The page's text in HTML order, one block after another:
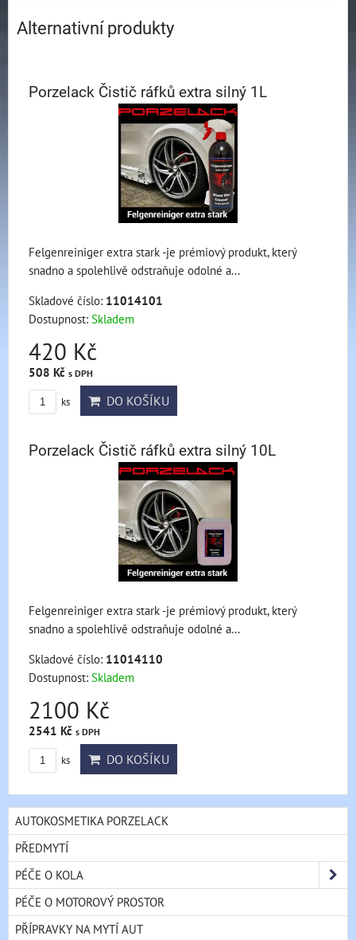
Alternativní produkty
Porzelack Čistič ráfků extra silný 1L
Felgenreiniger extra stark -je prémiový produkt, který
snadno a spolehlivě odstraňuje odolné a...
Skladové číslo: 11014101
Dostupnost: Skladem
420 Kč
508 Kč s DPH
ks DO KOŠÍKU
Porzelack Čistič ráfků extra silný 10L
Felgenreiniger extra stark -je prémiový produkt, který
snadno a spolehlivě odstraňuje odolné a...
Skladové číslo: 11014110
Dostupnost: Skladem
2100 Kč
2541 Kč s DPH
ks DO KOŠÍKU
AUTOKOSMETIKA PORZELACK
PŘEDMYTÍ
PÉČE O KOLA
PÉČE O MOTOROVÝ PROSTOR
PŘÍPRAVKY NA MYTÍ AUT